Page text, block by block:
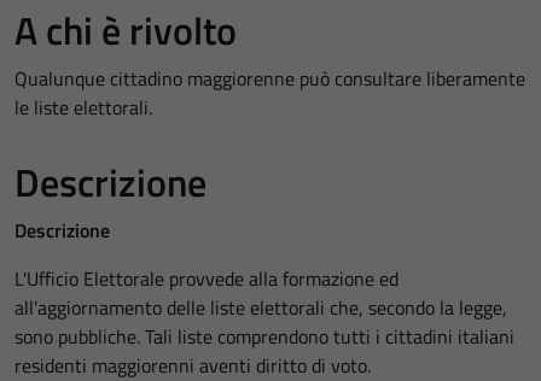
A chi è rivolto
Qualunque cittadino maggiorenne può consultare liberamente
le liste elettorali.
Descrizione
Descrizione
L'Ufficio Elettorale provvede alla formazione ed
all'aggiornamento delle liste elettorali che, secondo la legge,
sono pubbliche. Tali liste comprendono tutti i cittadini italiani
residenti maggiorenni aventi diritto di voto.